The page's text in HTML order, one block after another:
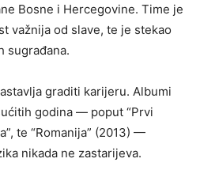
Bosne i Hercegovine. Time je
važnija od slave, te je stekao
sugrađana.
graditi karijeru. Albumi
godina — poput “Prvi
te “Romanija” (2013) —
nikada ne zastarijeva.